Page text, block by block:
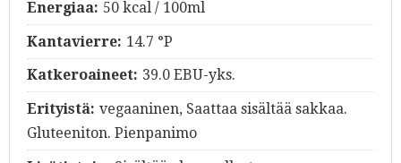
Energiaa: 50 kcal / 100ml
Kantavierre: 14.7 °P
Katkeroaineet: 39.0 EBU-yks.
Erityistä: vegaaninen, Saattaa sisältää sakkaa.
Gluteeniton. Pienpanimo